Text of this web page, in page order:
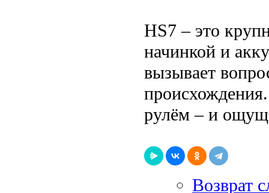
HS7 – это
начинкой и
вызывает
рулём – и
Возврат